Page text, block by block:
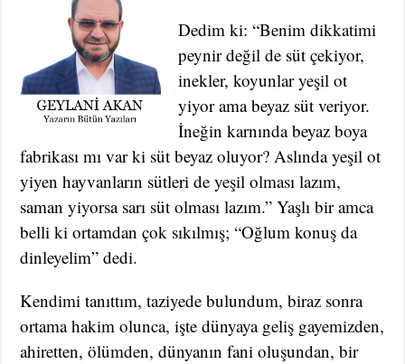
Dedim ki: “Benim dikkatimi
peynir değil de süt çekiyor,
inekler, koyunlar yeşil ot
yiyor ama beyaz süt veriyor.
İneğin karnında beyaz boya
fabrikası mı var ki süt beyaz oluyor? Aslında yeşil ot
yiyen hayvanların sütleri de yeşil olması lazım,
saman yiyorsa sarı süt olması lazım.” Yaşlı bir amca
belli ki ortamdan çok sıkılmış; “Oğlum konuş da
dinleyelim” dedi.
Kendimi tanıttım, taziyede bulundum, biraz sonra
ortama hakim olunca, işte dünyaya geliş gayemizden,
ahiretten, ölümden, dünyanın fani oluşundan, bir